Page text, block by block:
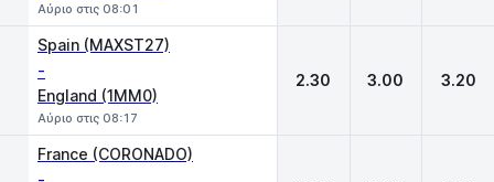
Αύριο στις 08:01
Spain (MAXST27)
-
England (1MM0)
Αύριο στις 08:17
2.30 3.00 3.20
France (CORONADO)